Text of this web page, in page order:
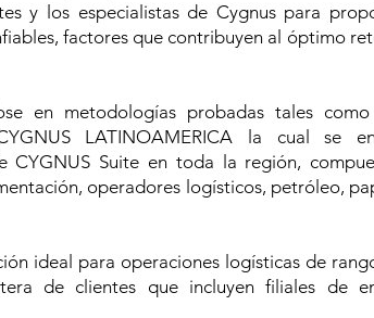
y los especialistas de Cygnus para
factores que contribuyen al óptimo
en metodologías probadas tales como
LATINOAMERICA la cual se
CYGNUS Suite en toda la región,
operadores logísticos, petróleo,
ideal para operaciones logísticas de
de clientes que incluyen filiales de